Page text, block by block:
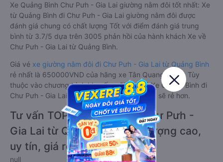
Xe Quảng Bình Chư Pưh - Gia Lai giường nằm đôi tốt nhất: Xe
từ Quảng Bình đi Chư Pưh - Gia Lai giường nằm đôi được
đánh giá chung có chất lượng Tốt với điểm đánh giá trung
bình từ 3.7/5 dựa trên 3005 phản hồi của hành khách Xe về
Chư Pưh - Gia Lai từ Quảng Bình.
Giá vé xe giường nằm đôi đi Chư Pưh - Gia Lai từ Quảng Bình
rẻ nhất là 650000VND của hãng xe Tân Quang Dũng. Tùy
thuộc vào chương trình khuyến mãi, giá vé Xe Quảng Bình đi
Chư Pưh - Gia Lai giường nằm đôi này có thể sẽ rẻ hơn.
Tư vấn TOP 3 xe khách đi Chư Pưh -
Gia Lai từ Quảng Bình chất lượng cao,
uy tín, giá rẻ nhất 08/2026
null